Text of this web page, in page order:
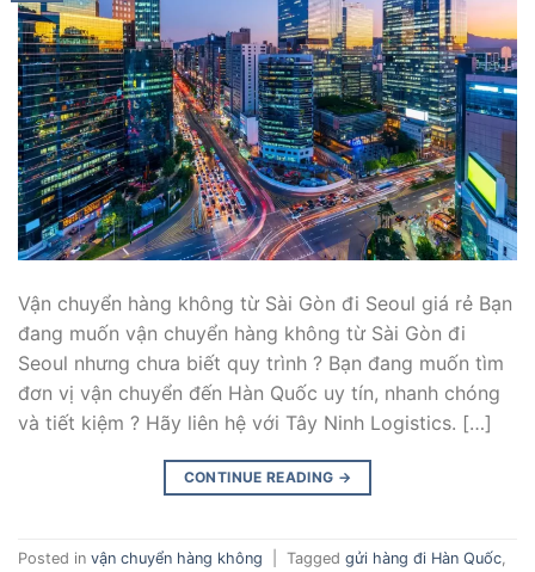
Vận chuyển hàng không từ Sài Gòn đi Seoul giá rẻ Bạn
đang muốn vận chuyển hàng không từ Sài Gòn đi
Seoul nhưng chưa biết quy trình ? Bạn đang muốn tìm
đơn vị vận chuyển đến Hàn Quốc uy tín, nhanh chóng
và tiết kiệm ? Hãy liên hệ với Tây Ninh Logistics. […]
CONTINUE READING →
Posted in vận chuyển hàng không Tagged gửi hàng đi Hàn Quốc,